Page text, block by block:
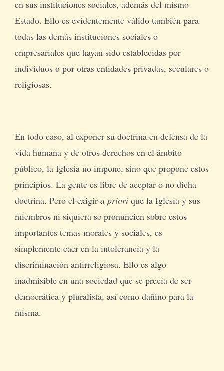
en sus instituciones sociales, además del mismo
Estado. Ello es evidentemente válido también para
todas las demás instituciones sociales o
empresariales que hayan sido establecidas por
individuos o por otras entidades privadas, seculares o
religiosas.
En todo caso, al exponer su doctrina en defensa de la
vida humana y de otros derechos en el ámbito
público, la Iglesia no impone, sino que propone estos
principios. La gente es libre de aceptar o no dicha
doctrina. Pero el exigir a priorique la Iglesia y sus
miembros ni siquiera se pronuncien sobre estos
importantes temas morales y sociales, es
simplemente caer en la intolerancia y la
discriminación antirreligiosa. Ello es algo
inadmisible en una sociedad que se precia de ser
democrática y pluralista, así como dañino para la
misma.